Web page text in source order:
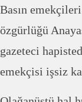
Basın
özgürlüğü
gazeteci
emekçisi işsiz